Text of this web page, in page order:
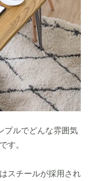
プルでどんな雰囲気
す。
スチールが採用され